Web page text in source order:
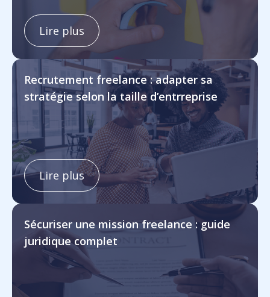
Lire plus
Recrutement freelance : adapter sa
stratégie selon la taille d’entrreprise
Lire plus
Sécuriser une mission freelance : guide
juridique complet